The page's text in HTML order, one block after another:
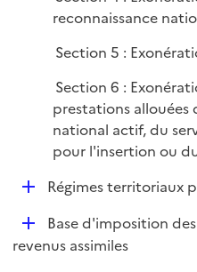
reconnaissance
Section 5 :
Section 6 :
prestations allouées
national actif, du
pour l'insertion ou
D
l
Régimes territoriaux
D
é
Base d'imposition
revenus assimiles